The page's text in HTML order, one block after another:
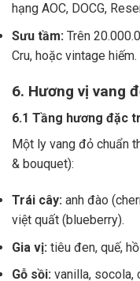
hạng AOC, DOCG,
Sưu tầm: Trên
Cru, hoặc vintage hiếm.
6. Hương vị vang
6.1 Tầng hương đặc
Một ly vang đỏ chuẩn
& bouquet):
Trái cây: anh đào
việt quất (blueberry).
Gia vị: tiêu đen, quế,
Gỗ sồi: vanilla, socola,